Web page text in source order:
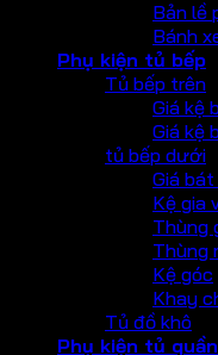
Bản lề
Bánh
Phụ kiện tủ bếp
Tủ bếp trên
Giá kệ
Giá kệ
tủ bếp dưới
Giá
Kệ gia
Thùng
Thùng
Kệ góc
Khay
Tủ đồ khô
Phụ kiện tủ